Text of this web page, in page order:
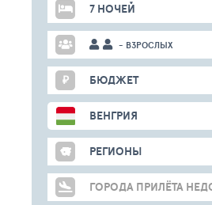
7 НОЧЕЙ
- ВЗРОСЛЫХ
₽ БЮДЖЕТ
ВЕНГРИЯ
РЕГИОНЫ
ГОРОДА ПРИЛЁТА